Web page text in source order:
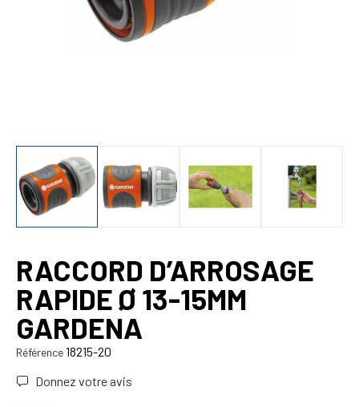
RACCORD D’ARROSAGE
RAPIDE Ø 13-15MM
GARDENA
Référence18215-20
Donnez votre avis